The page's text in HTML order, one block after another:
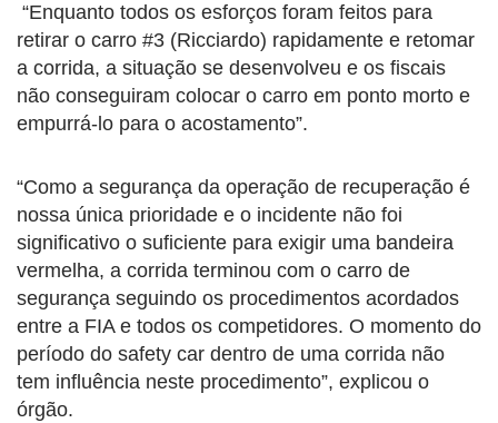
“Enquanto todos os esforços foram feitos para
retirar o carro #3 (Ricciardo) rapidamente e retomar
a corrida, a situação se desenvolveu e os fiscais
não conseguiram colocar o carro em ponto morto e
empurrá-lo para o acostamento”.
“Como a segurança da operação de recuperação é
nossa única prioridade e o incidente não foi
significativo o suficiente para exigir uma bandeira
vermelha, a corrida terminou com o carro de
segurança seguindo os procedimentos acordados
entre a FIA e todos os competidores. O momento do
período do safety car dentro de uma corrida não
tem influência neste procedimento”, explicou o
órgão.